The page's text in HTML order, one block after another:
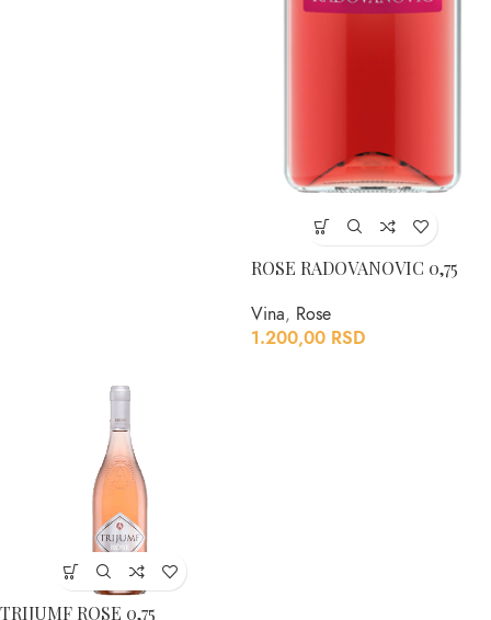
ROSE RADOVANOVIC 0,75
Vina, Rose
1.200,00 RSD
TRIJUMF ROSE 0,75